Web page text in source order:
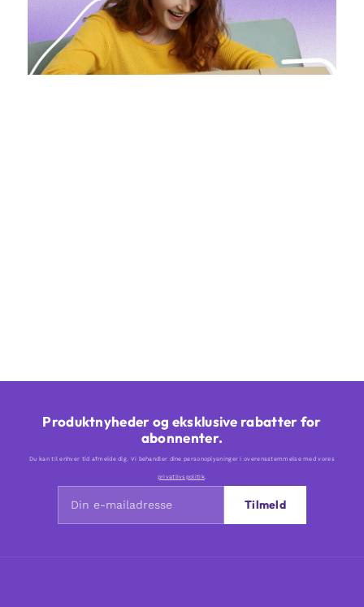
Produktnyheder og eksklusive rabatter for
abonnenter.
Du kan til enhver tid afmelde dig. Vi behandler dine personoplysninger i overensstemmelse med vores
privatlivspolitik.
Tilmeld